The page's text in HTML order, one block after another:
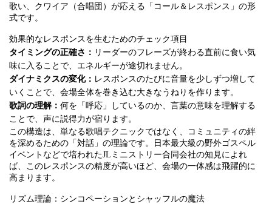
歌い、クワイア（合唱団）が応える「コール＆レスポンス」の形
式です。
効果的なレスポンスを生むためのチェック項目
タイミングの正確さ： リーダーのフレーズが終わる直前に食い気
味に入ることで、エネルギーが途切れません。
ダイナミクスの変化： レスポンスのたびに音量を少しずつ増して
いくことで、会場全体を巻き込む大きなうねりを作ります。
歌詞の理解： 何を「呼応」しているのか、言葉の意味を理解する
ことで、声に説得力が宿ります。
この構造は、単なる歌唱テクニックではなく、コミュニティの絆
を深めるための「対話」の理論です。日本最大級の野外ゴスペル
イベントなどで培われたJLミニストリー合同会社の知見によれ
ば、このレスポンスの精度が高いほど、会場の一体感は飛躍的に
高まります。
リズム理論：シンコペーションとシャッフルの魔法